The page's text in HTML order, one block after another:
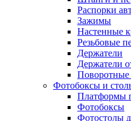
Распорки
Зажимы
Настенные
Резьбовые
Держатели
Держатели
Поворотные
Фотобоксы и
Платформы
Фотобоксы
Фотостолы